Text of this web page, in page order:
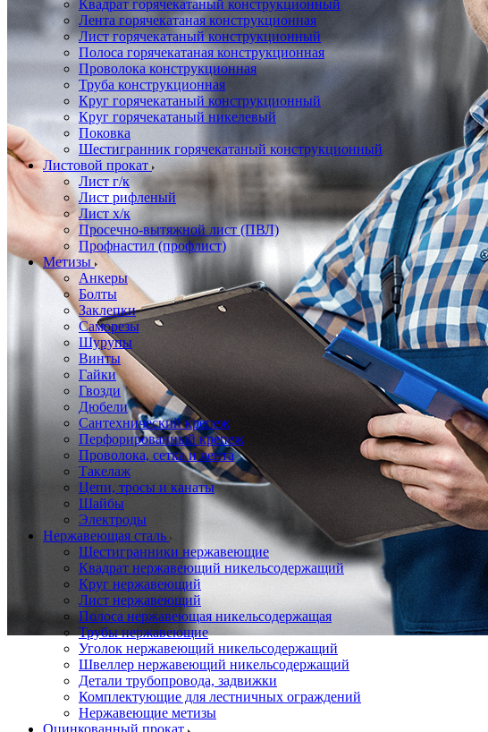
Квадрат горячекатаный конструкционный
Лента горячекатаная конструкционная
Лист горячекатаный конструкционный
Полоса горячекатаная конструкционная
Проволока конструкционная
Труба конструкционная
Круг горячекатаный конструкционный
Круг горячекатаный никелевый
Поковка
Шестигранник горячекатаный конструкционный
Листовой прокат
Лист г/к
Лист рифленый
Лист х/к
Просечно-вытяжной лист (ПВЛ)
Профнастил (профлист)
Метизы
Анкеры
Болты
Заклепки
Саморезы
Шурупы
Винты
Гайки
Гвозди
Дюбели
Сантехнический крепеж
Перфорированный крепеж
Проволока, сетка и лента
Такелаж
Цепи, тросы и канаты
Шайбы
Электроды
Нержавеющая сталь
Шестигранники нержавеющие
Квадрат нержавеющий никельсодержащий
Круг нержавеющий
Лист нержавеющий
Полоса нержавеющая никельсодержащая
Трубы нержавеющие
Уголок нержавеющий никельсодержащий
Швеллер нержавеющий никельсодержащий
Детали трубопровода, задвижки
Комплектующие для лестничных ограждений
Нержавеющие метизы
Оцинкованный прокат